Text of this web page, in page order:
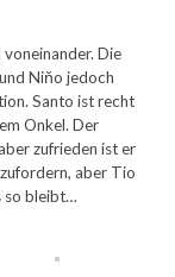
Die
Niňo jedoch
Santo ist recht
Onkel. Der
zufrieden ist er
aber Tio
so bleibt…